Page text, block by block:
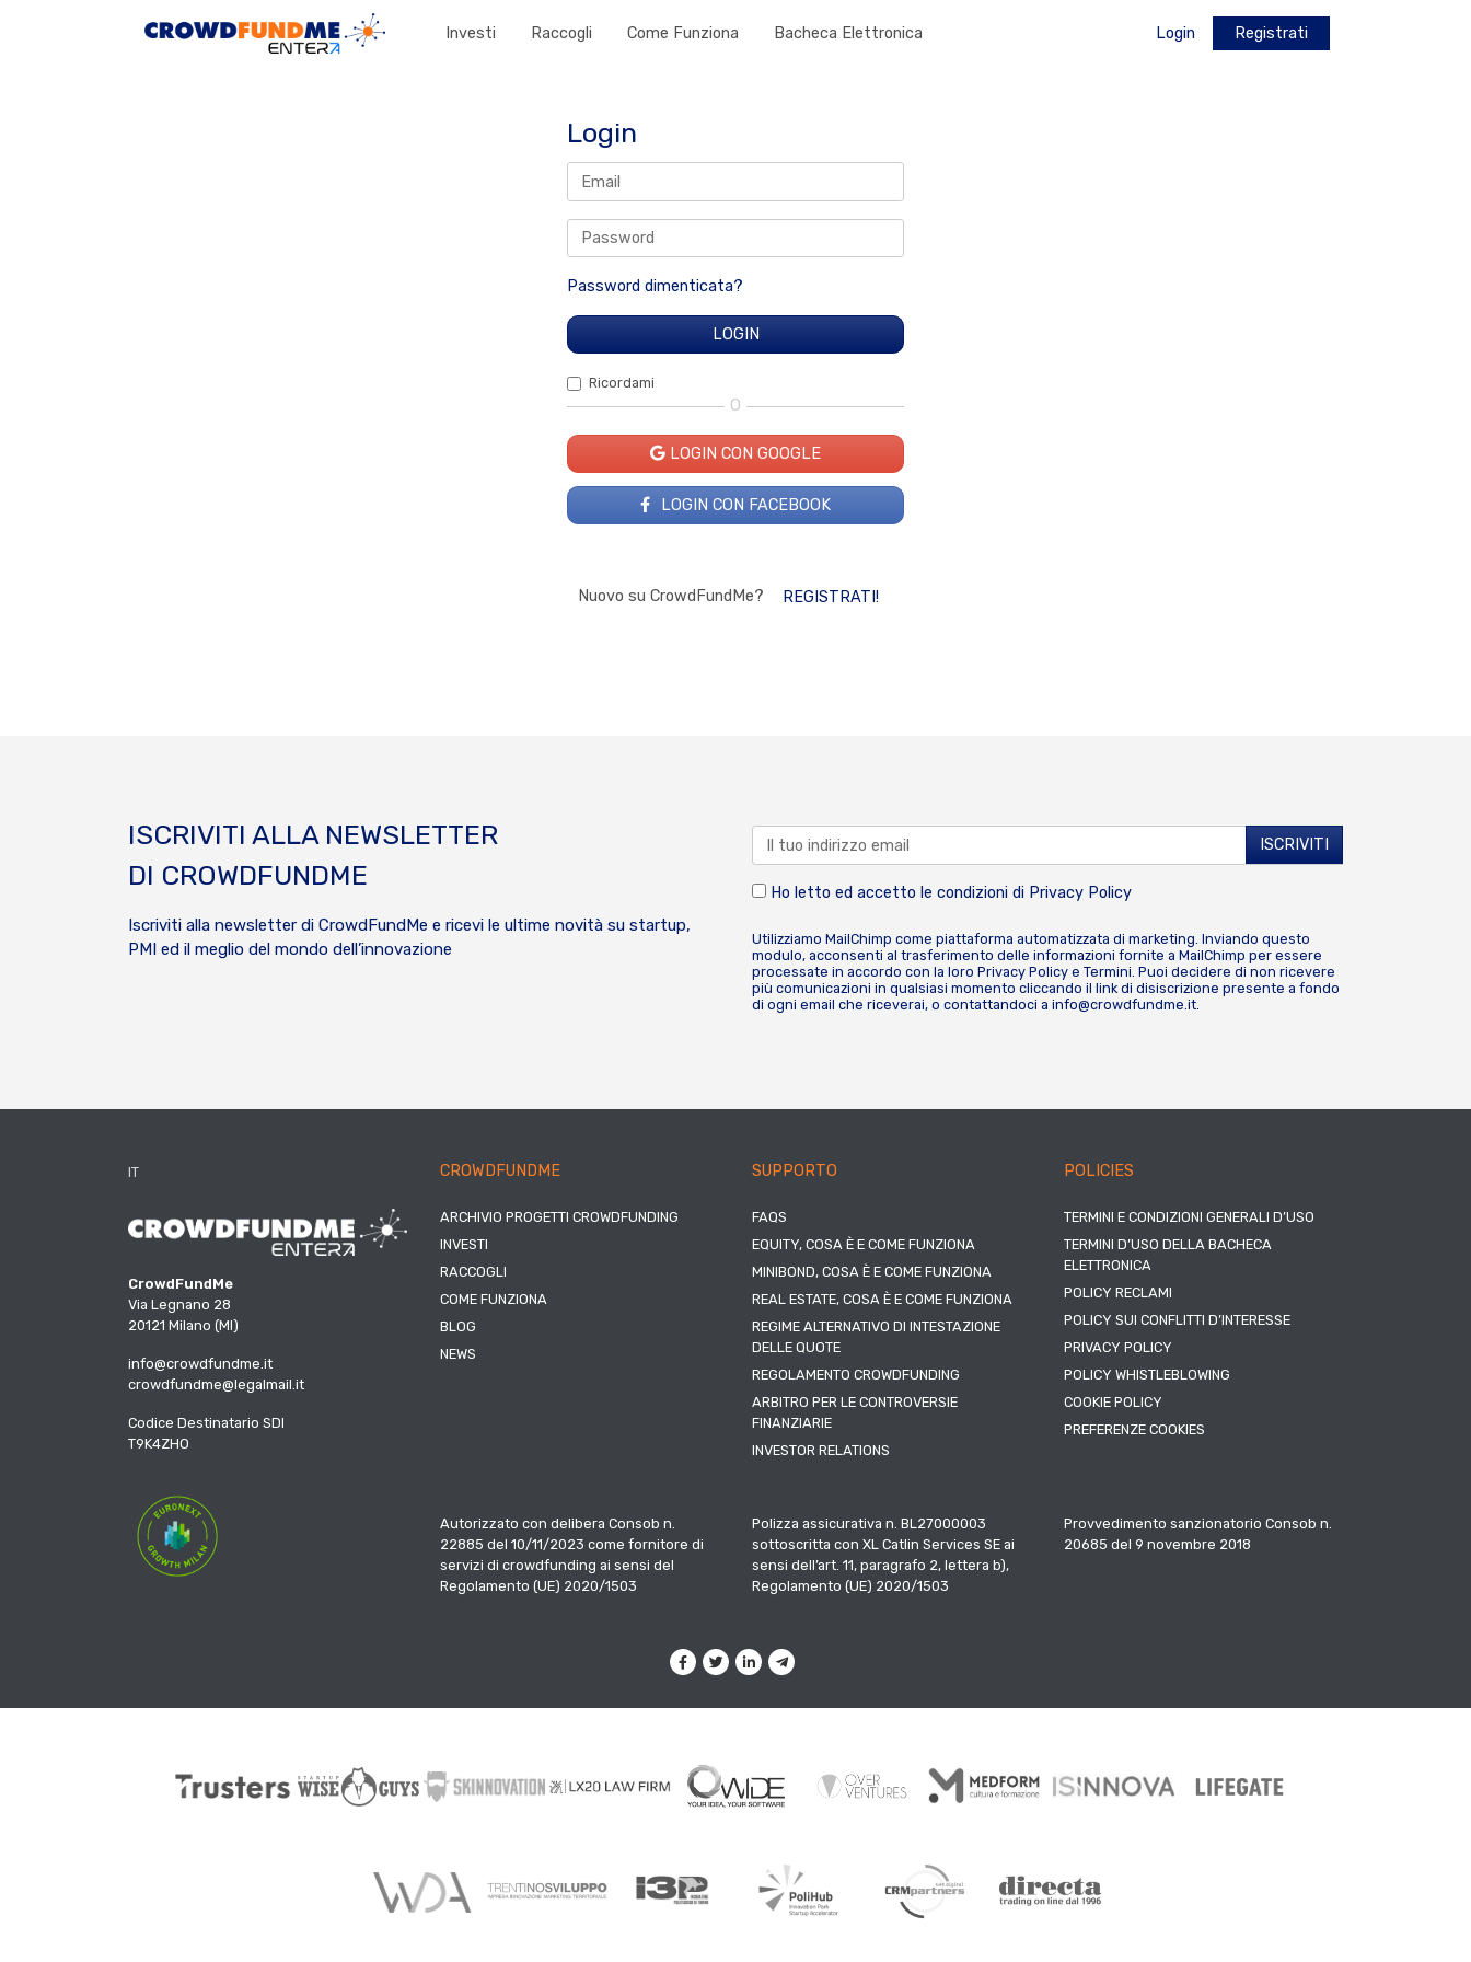
Investi Raccogli Come Funziona Bacheca Elettronica Login Registrati
Login
Password dimenticata?
Ricordami
O
LOGIN CON GOOGLE
LOGIN CON FACEBOOK
Nuovo su CrowdFundMe? REGISTRATI!
ISCRIVITI ALLA NEWSLETTER
DI CROWDFUNDME
Iscriviti alla newsletter di CrowdFundMe e ricevi le ultime novità su startup,
PMI ed il meglio del mondo dell’innovazione
Ho letto ed accetto le condizioni di Privacy Policy
Utilizziamo MailChimp come piattaforma automatizzata di marketing. Inviando questo
modulo, acconsenti al trasferimento delle informazioni fornite a MailChimp per essere
processate in accordo con la loro Privacy Policy e Termini. Puoi decidere di non ricevere
più comunicazioni in qualsiasi momento cliccando il link di disiscrizione presente a fondo
di ogni email che riceverai, o contattandoci a info@crowdfundme.it.
IT
CrowdFundMe
Via Legnano 28
20121 Milano (MI)
info@crowdfundme.it
crowdfundme@legalmail.it
Codice Destinatario SDI
T9K4ZHO
CROWDFUNDME
ARCHIVIO PROGETTI CROWDFUNDING
INVESTI
RACCOGLI
COME FUNZIONA
BLOG
NEWS
SUPPORTO
FAQS
EQUITY, COSA È E COME FUNZIONA
MINIBOND, COSA È E COME FUNZIONA
REAL ESTATE, COSA È E COME FUNZIONA
REGIME ALTERNATIVO DI INTESTAZIONE
DELLE QUOTE
REGOLAMENTO CROWDFUNDING
ARBITRO PER LE CONTROVERSIE
FINANZIARIE
INVESTOR RELATIONS
POLICIES
TERMINI E CONDIZIONI GENERALI D’USO
TERMINI D’USO DELLA BACHECA
ELETTRONICA
POLICY RECLAMI
POLICY SUI CONFLITTI D’INTERESSE
PRIVACY POLICY
POLICY WHISTLEBLOWING
COOKIE POLICY
PREFERENZE COOKIES
Autorizzato con delibera Consob n.
22885 del 10/11/2023 come fornitore di
servizi di crowdfunding ai sensi del
Regolamento (UE) 2020/1503
Polizza assicurativa n. BL27000003
sottoscritta con XL Catlin Services SE ai
sensi dell’art. 11, paragrafo 2, lettera b),
Regolamento (UE) 2020/1503
Provvedimento sanzionatorio Consob n.
20685 del 9 novembre 2018